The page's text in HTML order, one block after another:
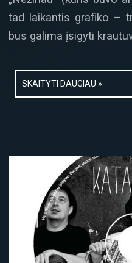
tad laikantis grafiko –
bus galima įsigyti
SKAITYTI DAUGIAU »